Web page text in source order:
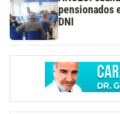
pensionados
DNI